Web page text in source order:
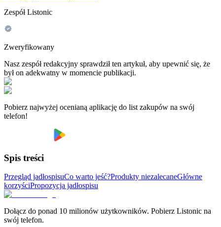
Zespół Listonic
Zweryfikowany
Nasz zespół redakcyjny sprawdził ten artykuł, aby upewnić się, że
był on adekwatny w momencie publikacji.
Pobierz najwyżej ocenianą aplikację do list zakupów na swój
telefon!
Spis treści
Przegląd jadłospisuCo warto jeść?Produkty niezalecaneGłówne
korzyściPropozycja jadłospisu
Dołącz do ponad 10 milionów użytkowników. Pobierz Listonic na
swój telefon.